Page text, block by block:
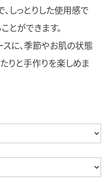
しっとりした使用感で
とができます。
に、季節やお肌の状態
りと手作りを楽しめま